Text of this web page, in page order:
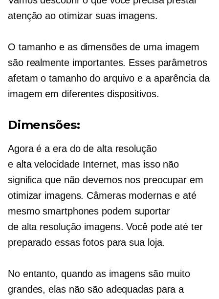
atenção ao otimizar suas imagens.
O tamanho e as dimensões de uma imagem
são realmente importantes. Esses parâmetros
afetam o tamanho do arquivo e a aparência da
imagem em diferentes dispositivos.
Dimensões:
Agora é a era dode alta resolução
e alta velocidade Internet, mas isso não
significa que não devemos nos preocupar em
otimizar imagens. Câmeras modernas e até
mesmo smartphones podem suportar
de alta resolução imagens. Você pode até ter
preparado essas fotos para sua loja.
No entanto, quando as imagens são muito
grandes, elas não são adequadas para a